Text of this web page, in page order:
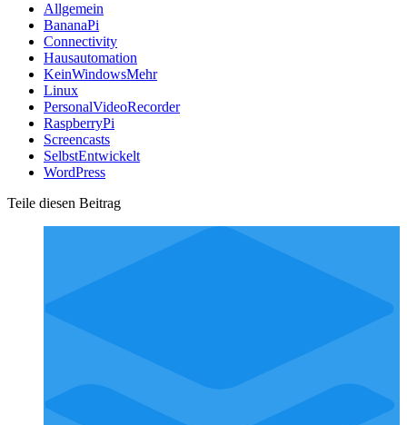
Allgemein
BananaPi
Connectivity
Hausautomation
KeinWindowsMehr
Linux
PersonalVideoRecorder
RaspberryPi
Screencasts
SelbstEntwickelt
WordPress
Teile diesen Beitrag